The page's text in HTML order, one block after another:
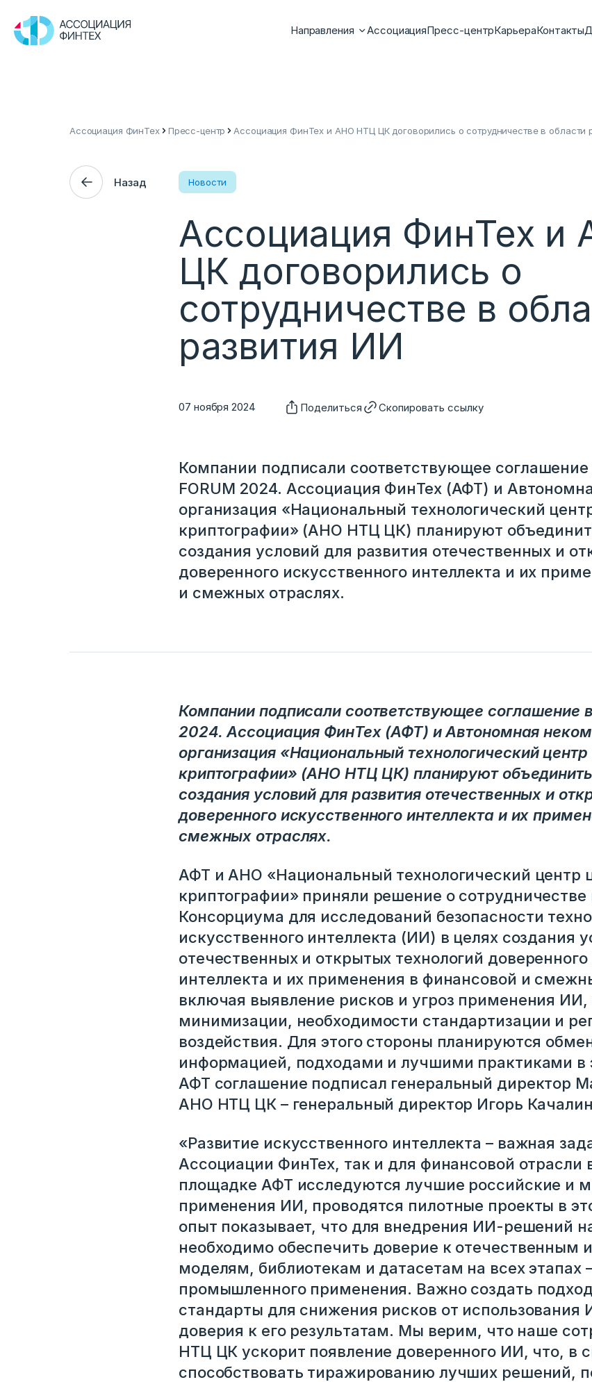
Направления АссоциацияПресс-центрКарьераКонтакты
Ассоциация ФинТех Пресс-центр Ассоциация ФинТех и АНО НТЦ ЦК договорились о сотрудничестве в области
Назад
07 ноября 2024
Новости
Ассоциация ФинТех
ЦК договорились о
сотрудничестве в
развития ИИ
Поделиться Скопировать ссылку
Компании подписали соответствующее соглашение
FORUM 2024. Ассоциация ФинТех (АФТ) и
организация «Национальный технологический
криптографии» (АНО НТЦ ЦК) планируют
создания условий для развития отечественных и
доверенного искусственного интеллекта и их
и смежных отраслях.
Компании подписали соответствующее соглашение
2024. Ассоциация ФинТех (АФТ) и Автономная
организация «Национальный технологический
криптографии» (АНО НТЦ ЦК) планируют
создания условий для развития отечественных и
доверенного искусственного интеллекта и их
смежных отраслях.
АФТ и АНО «Национальный технологический центр
криптографии» приняли решение о сотрудничестве
Консорциума для исследований безопасности
искусственного интеллекта (ИИ) в целях создания
отечественных и открытых технологий доверенного
интеллекта и их применения в финансовой и
включая выявление рисков и угроз применения
минимизации, необходимости стандартизации и
воздействия. Для этого стороны планируются
информацией, подходами и лучшими практиками в
АФТ соглашение подписал генеральный директор
АНО НТЦ ЦК – генеральный директор Игорь
«Развитие искусственного интеллекта – важная
Ассоциации ФинТех, так и для финансовой отрасли
площадке АФТ исследуются лучшие российские и
применения ИИ, проводятся пилотные проекты в
опыт показывает, что для внедрения ИИ-решений
необходимо обеспечить доверие к отечественным
моделям, библиотекам и датасетам на всех этапах
промышленного применения. Важно создать
стандарты для снижения рисков от
доверия к его результатам. Мы верим, что наше
НТЦ ЦК ускорит появление доверенного ИИ, что, в
способствовать тиражированию лучших решений,
Укажите вашу корпоративную почту. На неё мы вышлем ссылку